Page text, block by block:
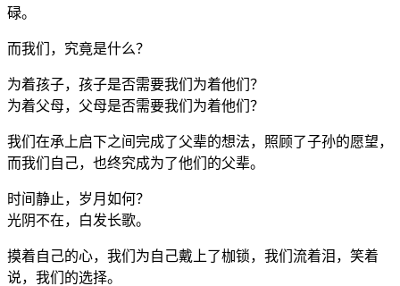
碌。
而我们，究竟是什么？
为着孩子，孩子是否需要我们为着他们？
为着父母，父母是否需要我们为着他们？
我们在承上启下之间完成了父辈的想法，照顾了子孙的愿望，
而我们自己，也终究成为了他们的父辈。
时间静止，岁月如何？
光阴不在，白发长歌。
摸着自己的心，我们为自己戴上了枷锁，我们流着泪，笑着
说，我们的选择。